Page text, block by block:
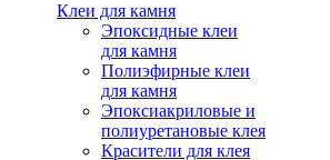
Клеи для камня
Эпоксидные клеи
для камня
Полиэфирные клеи
для камня
Эпоксиакриловые и
полиуретановые клея
Красители для клея